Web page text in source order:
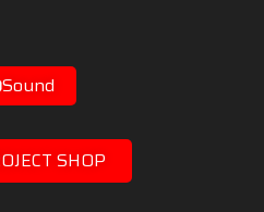
Sound
SHOP